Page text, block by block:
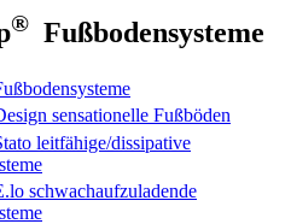
® Fußbodensysteme
sensationelle Fußböden
leitfähige/dissipative
schwachaufzuladende